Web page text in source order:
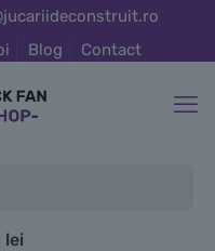
Blog Contact
lei